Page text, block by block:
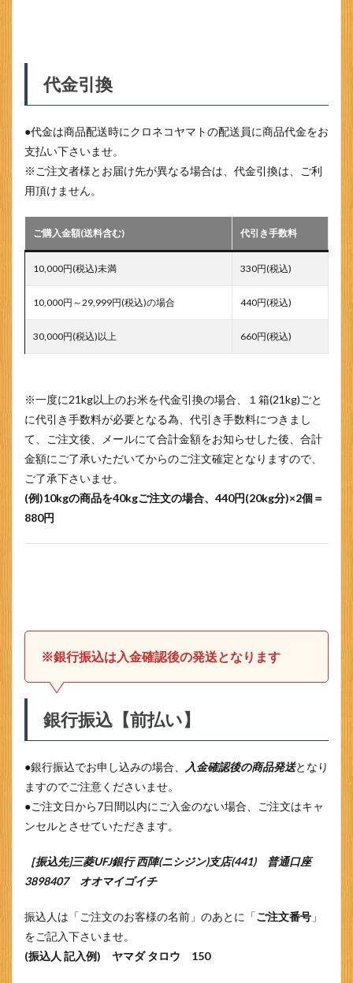
代金引換
●代金は商品配送時にクロネコヤマトの配送員に商品代金をお
支払い下さいませ。
※ご注文者様とお届け先が異なる場合は、代金引換は、ご利
用頂けません。
ご購入金額(送料含む) 代引き手数料
10,000円(税込)未満 330円(税込)
10,000円～29,999円(税込)の場合 440円(税込)
30,000円(税込)以上 660円(税込)
※一度に21kg以上のお米を代金引換の場合、１箱(21kg)ごと
に代引き手数料が必要となる為、代引き手数料につきまし
て、ご注文後、メールにて合計金額をお知らせした後、合計
金額にご了承いただいてからのご注文確定となりますので、
ご了承下さいませ。
(例)10kgの商品を40kgご注文の場合、440円(20kg分)×2個＝
880円
※銀行振込は入金確認後の発送となります
銀行振込【前払い】
●銀行振込でお申し込みの場合、 入金確認後の商品発送となり
ますのでご注意くださいませ。
●ご注文日から7日間以内にご入金のない場合、ご注文はキャ
ンセルとさせていただきます。
［振込先]三菱UFJ銀行 西陣(ニシジン)支店(441) 普通口座
3898407 オオマイゴイチ
振込人は「ご注文のお客様の名前」のあとに「ご注文番号 」
をご記入下さいませ。
(振込人 記入例) ヤマダ タロウ 150